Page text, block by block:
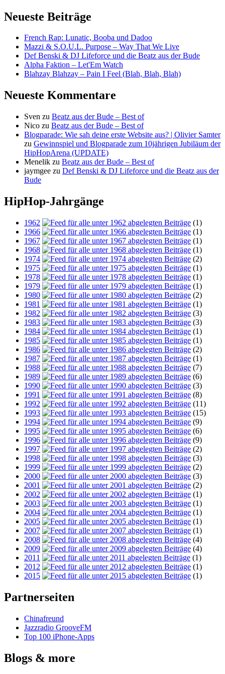
Neueste Beiträge
French Rap: Lunatic, Booba und Dadoo
Mazzi & S.O.U.L. Purpose – Way That We Live
Def Benski & DJ Lifeforce und die Beatz aus der Bude
Alpha Faktion – Let'Em Watch
Blahzay Blahzay – Pain I Feel (Blah, Blah, Blah)
Neueste Kommentare
Sven zu Beatz aus der Bude – Best of
Nico zu Beatz aus der Bude – Best of
Blogparade: Wie sah deine erste Website aus? | Olivier Samter
zu Gewinnspiel und Blogparade zum 10jährigen Jubiläum der
HipHopArena (UPDATE)
Menelik zu Beatz aus der Bude – Best of
jaymgee zu Def Benski & DJ Lifeforce und die Beatz aus der
Bude
HipHop-Jahrgänge
1962
(1)
1966
(1)
1967
(1)
1968
(1)
1974
(2)
1975
(1)
1978
(1)
1979
(1)
1980
(2)
1981
(1)
1982
(3)
1983
(3)
1984
(1)
1985
(1)
1986
(2)
1987
(1)
1988
(7)
1989
(6)
1990
(3)
1991
(8)
1992
(11)
1993
(15)
1994
(9)
1995
(6)
1996
(9)
1997
(2)
1998
(3)
1999
(2)
2000
(3)
2001
(2)
2002
(1)
2003
(1)
2004
(1)
2005
(1)
2007
(1)
2008
(4)
2009
(4)
2011
(1)
2012
(1)
2015
(1)
Partnerseiten
Chinafreund
Jazzradio GrooveFM
Top 100 iPhone-Apps
Blogs & more